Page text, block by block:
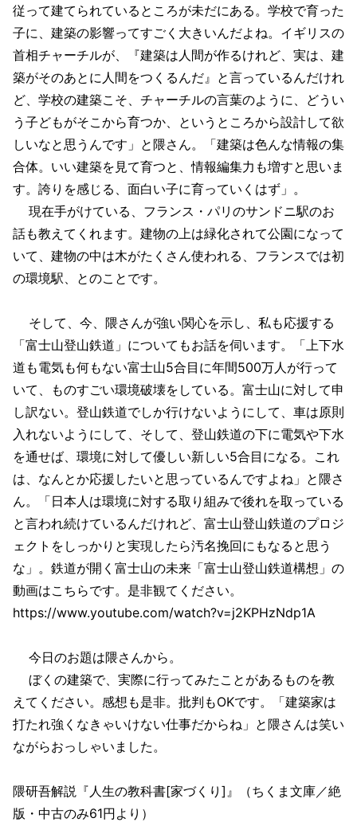
従って建てられているところが未だにある。学校で育った
子に、建築の影響ってすごく大きいんだよね。イギリスの
首相チャーチルが、『建築は人間が作るけれど、実は、建
築がそのあとに人間をつくるんだ』と言っているんだけれ
ど、学校の建築こそ、チャーチルの言葉のように、どうい
う子どもがそこから育つか、というところから設計して欲
しいなと思うんです」と隈さん。「建築は色んな情報の集
合体。いい建築を見て育つと、情報編集力も増すと思いま
す。誇りを感じる、面白い子に育っていくはず」。
現在手がけている、フランス・パリのサンドニ駅のお
話も教えてくれます。建物の上は緑化されて公園になって
いて、建物の中は木がたくさん使われる、フランスでは初
の環境駅、とのことです。
そして、今、隈さんが強い関心を示し、私も応援する
「富士山登山鉄道」についてもお話を伺います。「上下水
道も電気も何もない富士山5合目に年間500万人が行って
いて、ものすごい環境破壊をしている。富士山に対して申
し訳ない。登山鉄道でしか行けないようにして、車は原則
入れないようにして、そして、登山鉄道の下に電気や下水
を通せば、環境に対して優しい新しい5合目になる。これ
は、なんとか応援したいと思っているんですよね」と隈さ
ん。「日本人は環境に対する取り組みで後れを取っている
と言われ続けているんだけれど、富士山登山鉄道のプロジ
ェクトをしっかりと実現したら汚名挽回にもなると思う
な」。鉄道が開く富士山の未来「富士山登山鉄道構想」の
動画はこちらです。是非観てください。
https://www.youtube.com/watch?v=j2KPHzNdp1A
今日のお題は隈さんから。
ぼくの建築で、実際に行ってみたことがあるものを教
えてください。感想も是非。批判もOKです。「建築家は
打たれ強くなきゃいけない仕事だからね」と隈さんは笑い
ながらおっしゃいました。
隈研吾解説『人生の教科書[家づくり]』（ちくま文庫／絶
版・中古のみ61円より）